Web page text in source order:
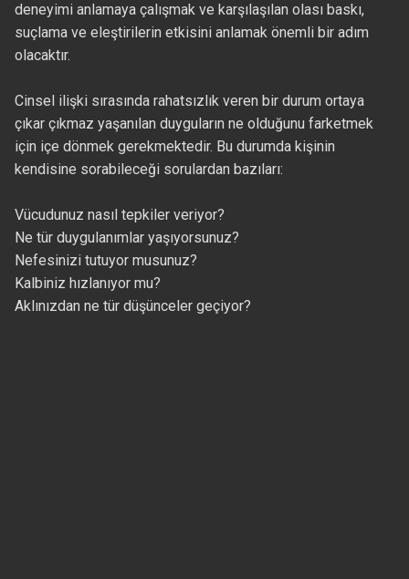
deneyimi anlamaya çalışmak ve karşılaşılan olası baskı,
suçlama ve eleştirilerin etkisini anlamak önemli bir adım
olacaktır.
Cinsel ilişki sırasında rahatsızlık veren bir durum ortaya
çıkar çıkmaz yaşanılan duyguların ne olduğunu farketmek
için içe dönmek gerekmektedir. Bu durumda kişinin
kendisine sorabileceği sorulardan bazıları:
Vücudunuz nasıl tepkiler veriyor?
Ne tür duygulanımlar yaşıyorsunuz?
Nefesinizi tutuyor musunuz?
Kalbiniz hızlanıyor mu?
Aklınızdan ne tür düşünceler geçiyor?